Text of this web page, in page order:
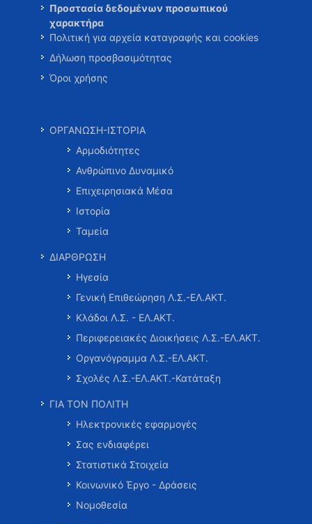
Προστασία δεδομένων προσωπικού
χαρακτήρα
Πολιτική για αρχεία καταγραφής και cookies
Δήλωση προσβασιμότητας
Όροι χρήσης
ΟΡΓΑΝΩΣΗ-ΙΣΤΟΡΙΑ
Αρμοδιότητες
Ανθρώπινο Δυναμικό
Επιχειρησιακά Μέσα
Ιστορία
Ταμεία
ΔΙΑΡΘΡΩΣΗ
Ηγεσία
Γενική Επιθεώρηση Λ.Σ.-ΕΛ.ΑΚΤ.
Κλάδοι Λ.Σ. - ΕΛ.ΑΚΤ.
Περιφερειακές Διοικήσεις Λ.Σ.-ΕΛ.ΑΚΤ.
Οργανόγραμμα Λ.Σ.-ΕΛ.ΑΚΤ.
Σχολές Λ.Σ.-ΕΛ.ΑΚΤ.-Κατάταξη
ΓΙΑ ΤΟΝ ΠΟΛΙΤΗ
Ηλεκτρονικές εφαρμογές
Σας ενδιαφέρει
Στατιστικά Στοιχεία
Κοινωνικό Έργο - Δράσεις
Νομοθεσία